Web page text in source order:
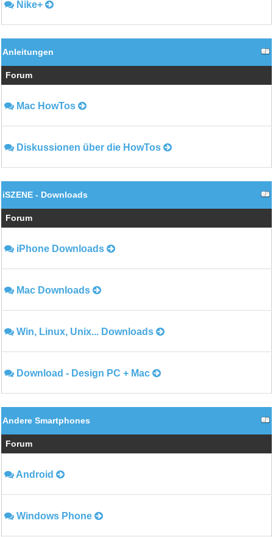
Nike+
Anleitungen
Forum
Mac HowTos
Diskussionen über die HowTos
iSZENE - Downloads
Forum
iPhone Downloads
Mac Downloads
Win, Linux, Unix... Downloads
Download - Design PC + Mac
Andere Smartphones
Forum
Android
Windows Phone